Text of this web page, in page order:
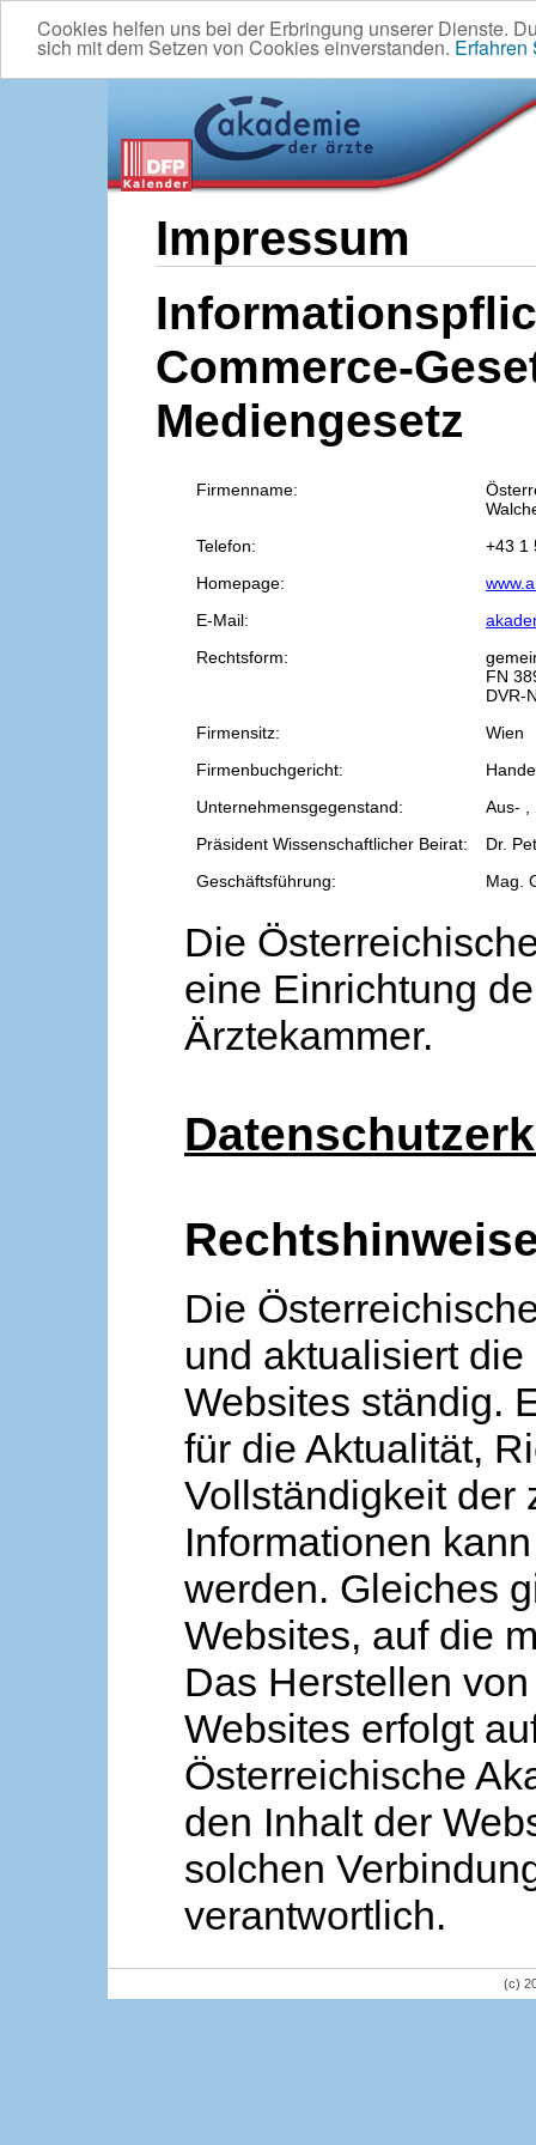
Cookies helfen uns bei der Erbringung unserer Dienste.
sich mit dem Setzen von Cookies einverstanden. Erfahren
Impressum
Commerce-
Mediengesetz
Firmenname:
Telefon:
+43 1
Homepage:
E-Mail:
Rechtsform:
FN
DVR-
Firmensitz:
Wien
Firmenbuchgericht:
Unternehmensgegenstand:
Aus- ,
Präsident Wissenschaftlicher Beirat:
Dr.
Geschäftsführung:
Mag.
Die
eine Einrichtung
Ärztekammer.
Die
und aktualisiert
Websites ständig.
für die Aktualität,
Vollständigkeit der
Informationen
werden. Gleiches
Websites, auf die
Das Herstellen
Websites erfolgt
Österreichische
den Inhalt der
solchen
verantwortlich.
(c)